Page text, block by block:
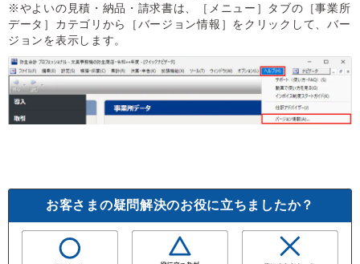
※やよいの見積・納品・請求書は、［メニュー］タブの［事業所
データ］カテゴリから［バージョン情報］をクリックして、バー
ジョンを表示します。
お客さまの疑問解決のお役に立ちましたか？